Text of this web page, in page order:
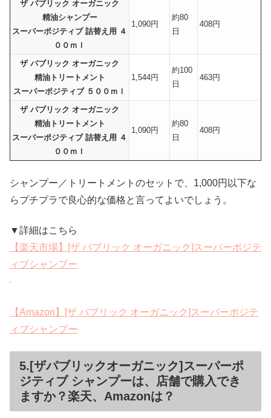
ザ パブリック オーガニック
精油シャンプー
スーパーポジティブ 詰替え用 ４
００ｍｌ
1,090円
約80
日
408円
ザ パブリック オーガニック
精油トリートメント
スーパーポジティブ ５００ｍｌ
1,544円
約100
日
463円
ザ パブリック オーガニック
精油トリートメント
スーパーポジティブ 詰替え用 ４
００ｍｌ
1,090円
約80
日
408円
シャンプー／トリートメントのセットで、1,000円以下な
らプチプラで良心的な価格と言ってよいでしょう。
▼詳細はこちら
【楽天市場】[ザ パブリック オーガニック]スーパーポジテ
ィブシャンプー
【Amazon】[ザ パブリック オーガニック]スーパーポジテ
ィブシャンプー
5.[ザパブリックオーガニック]スーパーポ
ジティブ シャンプーは、店舗で購入でき
ますか？楽天、Amazonは？